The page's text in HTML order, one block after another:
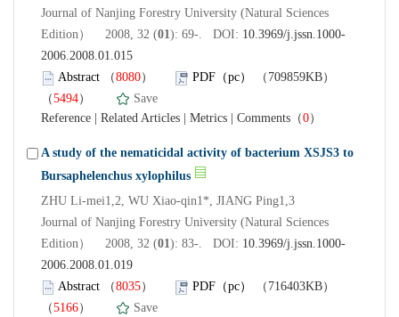
Journal of Nanjing Forestry University (Natural Sciences
Edition） 2008, 32 (01): 69-. DOI: 10.3969/j.jssn.1000-
2006.2008.01.015
Abstract （8080） PDF（pc）
（709859KB）
（5494）
Save
Reference
Related Articles Metrics Comments （0）
A study of the nematicidal activity of bacterium XSJS3 to
Bursaphelenchus xylophilus
ZHU Li-mei1,2, WU Xiao-qin1*, JIANG Ping1,3
Journal of Nanjing Forestry University (Natural Sciences
Edition） 2008, 32 (01): 83-. DOI: 10.3969/j.jssn.1000-
2006.2008.01.019
Abstract （8035） PDF（pc）
（716403KB）
（5166）
Save